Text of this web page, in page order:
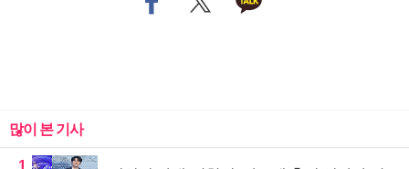
많이 본 기사